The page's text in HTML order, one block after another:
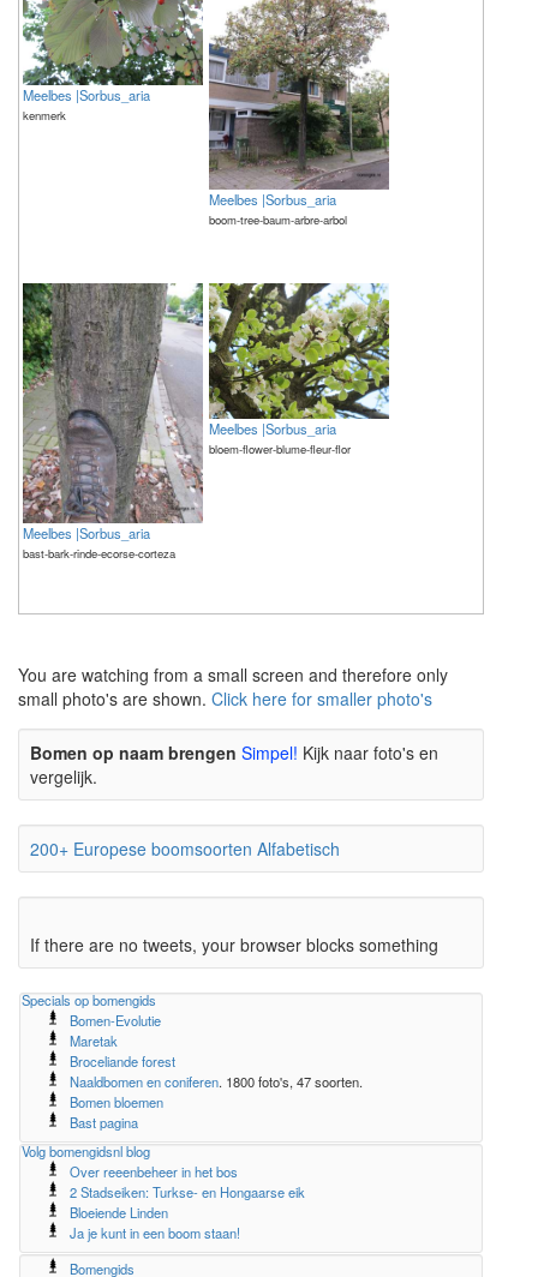
Meelbes |Sorbus_aria
kenmerk
Meelbes |Sorbus_aria
boom-tree-baum-arbre-arbol
Meelbes |Sorbus_aria
bast-bark-rinde-ecorse-corteza
Meelbes |Sorbus_aria
bloem-flower-blume-fleur-flor
You are watching from a small screen and therefore only
small photo's are shown. Click here for smaller photo's
Bomen op naam brengen Simpel! Kijk naar foto's en
vergelijk.
200+ Europese boomsoorten Alfabetisch
If there are no tweets, your browser blocks something
Specials op bomengids
Bomen-Evolutie
Maretak
Broceliande forest
Naaldbomen en coniferen. 1800 foto's, 47 soorten.
Bomen bloemen
Bast pagina
Volg bomengidsnl blog
Over reeenbeheer in het bos
2 Stadseiken: Turkse- en Hongaarse eik
Bloeiende Linden
Ja je kunt in een boom staan!
Bomengids